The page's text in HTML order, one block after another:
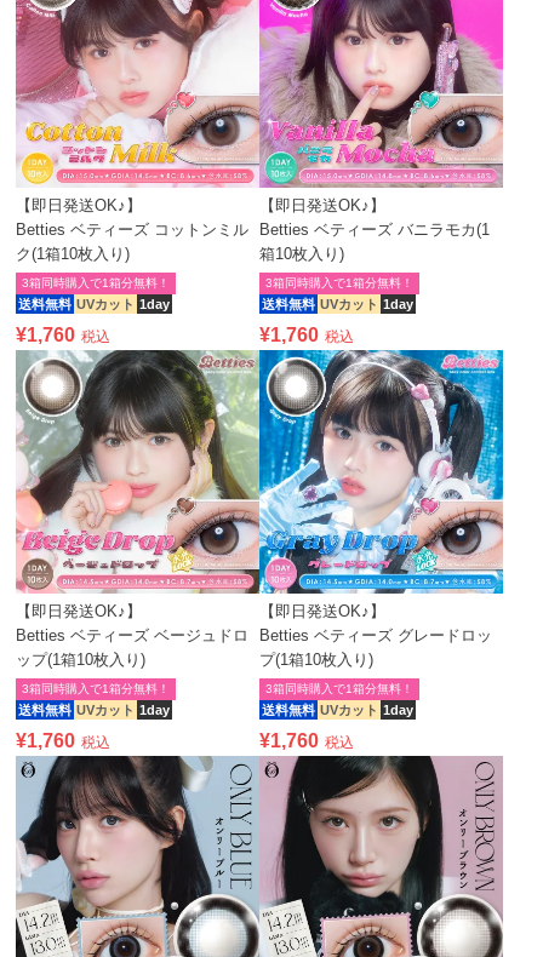
【即日発送OK♪】
Betties ベティーズ コットンミル
ク(1箱10枚入り)
送料無料 UVカット 1day
3箱同時購入で1箱分無料！
¥1,760 税込
【即日発送OK♪】
Betties ベティーズ バニラモカ(1
箱10枚入り)
送料無料 UVカット 1day
3箱同時購入で1箱分無料！
¥1,760 税込
【即日発送OK♪】
Betties ベティーズ ベージュドロ
ップ(1箱10枚入り)
送料無料 UVカット 1day
3箱同時購入で1箱分無料！
¥1,760 税込
【即日発送OK♪】
Betties ベティーズ グレードロッ
プ(1箱10枚入り)
送料無料 UVカット 1day
3箱同時購入で1箱分無料！
¥1,760 税込